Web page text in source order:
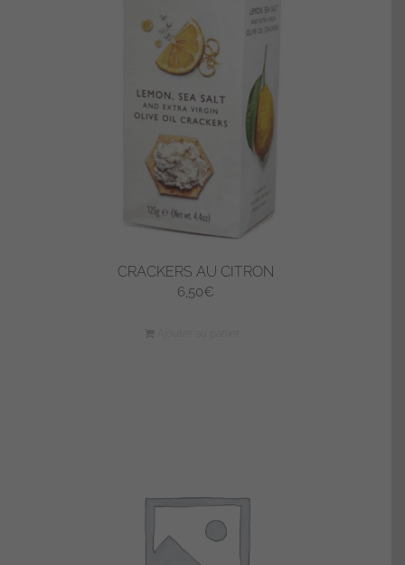
CRACKERS AU CITRON
6,50€